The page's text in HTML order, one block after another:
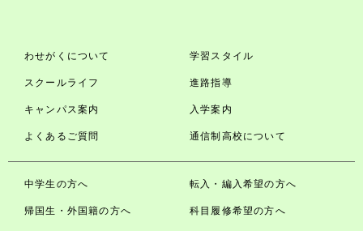
わせがくについて 学習スタイル
スクールライフ 進路指導
キャンパス案内 入学案内
よくあるご質問 通信制高校について
中学生の方へ 転入・編入希望の方へ
帰国生・外国籍の方へ 科目履修希望の方へ